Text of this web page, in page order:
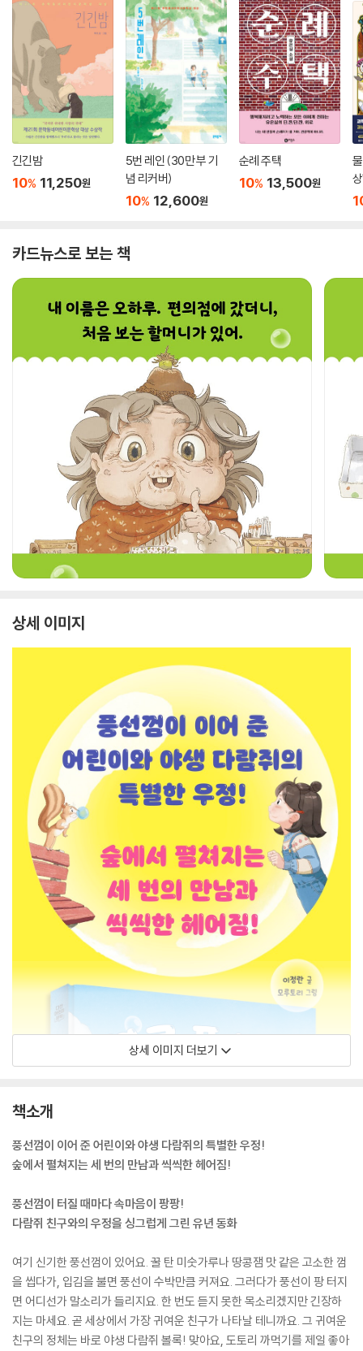
긴긴밤
10% 11,250원
5번 레인 (30만 부 기
념 리커버)
10% 12,600원
순례 주택
10% 13,500원
카드뉴스로 보는 책
상세 이미지
상세 이미지 더보기
책소개
풍선껌이 이어 준 어린이와 야생 다람쥐의 특별한 우정!
숲에서 펼쳐지는 세 번의 만남과 씩씩한 헤어짐!
풍선껌이 터질 때마다 속마음이 팡팡!
다람쥐 친구와의 우정을 싱그럽게 그린 유년 동화
여기 신기한 풍선껌이 있어요. 꿀 탄 미숫가루나 땅콩잼 맛 같은 고소한 껌
을 씹다가, 입김을 불면 풍선이 수박만큼 커져요. 그러다가 풍선이 팡 터지
면 어디선가 말소리가 들리지요. 한 번도 듣지 못한 목소리겠지만 긴장하
지는 마세요. 곧 세상에서 가장 귀여운 친구가 나타날 테니까요. 그 귀여운
친구의 정체는 바로 야생 다람쥐 볼록! 맞아요, 도토리 까먹기를 제일 좋아